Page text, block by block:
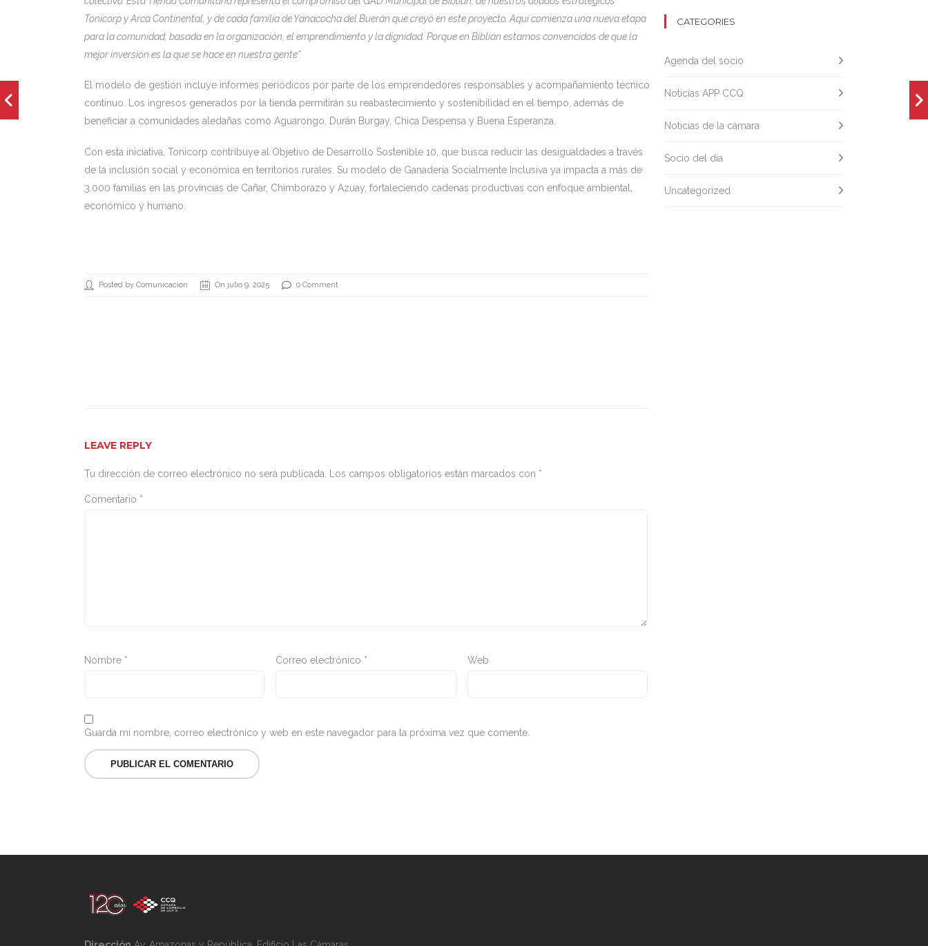
Tonicorp y Arca Continental, y de cada familia de Yanacocha del Buerán que creyó en este proyecto. Aquí comienza una nueva etapa
para la comunidad, basada en la organización, el emprendimiento y la dignidad. Porque en Biblián estamos convencidos de que la
mejor inversión es la que se hace en nuestra gente”.
El modelo de gestión incluye informes periódicos por parte de los emprendedores responsables y acompañamiento técnico
continuo. Los ingresos generados por la tienda permitirán su reabastecimiento y sostenibilidad en el tiempo, además de
beneficiar a comunidades aledañas como Aguarongo, Durán Burgay, Chica Despensa y Buena Esperanza.
Con esta iniciativa, Tonicorp contribuye al Objetivo de Desarrollo Sostenible 10, que busca reducir las desigualdades a través
de la inclusión social y económica en territorios rurales. Su modelo de Ganadería Socialmente Inclusiva ya impacta a más de
3.000 familias en las provincias de Cañar, Chimborazo y Azuay, fortaleciendo cadenas productivas con enfoque ambiental,
económico y humano.
Posted by Comunicacion On julio 9, 2025 0 Comment
LEAVE REPLY
Tu dirección de correo electrónico no será publicada. Los campos obligatorios están marcados con *
Comentario *
Nombre * Correo electrónico * Web
Guarda mi nombre, correo electrónico y web en este navegador para la próxima vez que comente.
CATEGORIES
Agenda del socio
Noticias APP CCQ
Noticias de la cámara
Socio del día
Uncategorized